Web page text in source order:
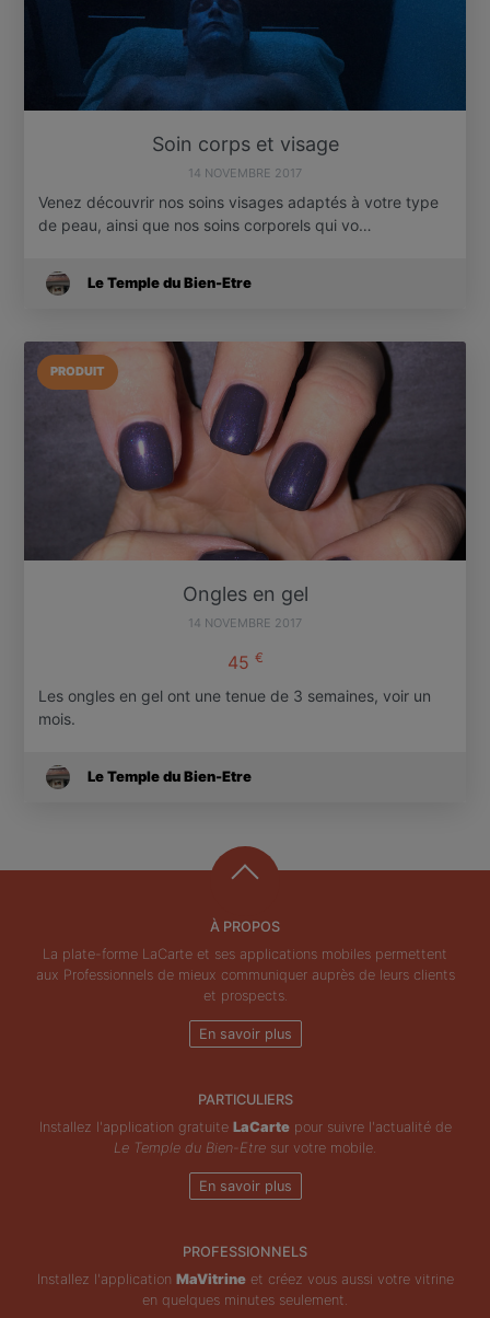
Soin corps et visage
14 NOVEMBRE 2017
Venez découvrir nos soins visages adaptés à votre type
de peau, ainsi que nos soins corporels qui vo…
Le Temple du Bien-Etre
PRODUIT
Ongles en gel
14 NOVEMBRE 2017
45 €
Les ongles en gel ont une tenue de 3 semaines, voir un
mois.
Le Temple du Bien-Etre
À PROPOS
La plate-forme LaCarte et ses applications mobiles permettent
aux Professionnels de mieux communiquer auprès de leurs clients
et prospects.
En savoir plus
PARTICULIERS
Installez l'application gratuite LaCartepour suivre l'actualité de
Le Temple du Bien-Etre sur votre mobile.
En savoir plus
PROFESSIONNELS
Installez l'application MaVitrineet créez vous aussi votre vitrine
en quelques minutes seulement.